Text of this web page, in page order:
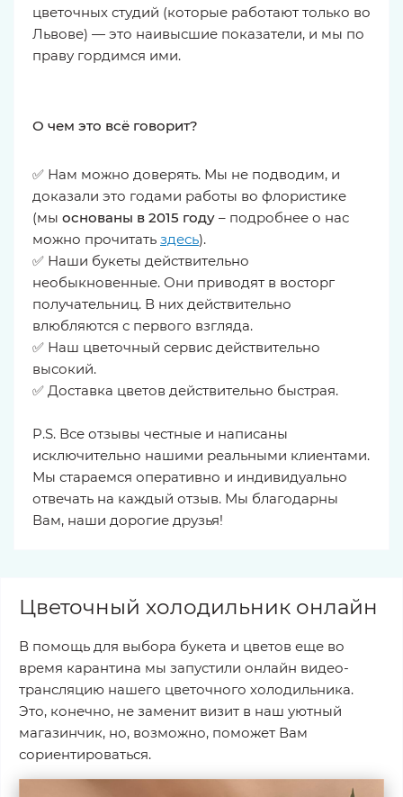
цветочных студий (которые работают только во
Львове) — это наивысшие показатели, и мы по
праву гордимся ими.
О чем это всё говорит?
✅ Нам можно доверять. Мы не подводим, и
доказали это годами работы во флористике
(мы основаны в 2015 году – подробнее о нас
можно прочитать здесь).
✅ Наши букеты действительно
необыкновенные. Они приводят в восторг
получательниц. В них действительно
влюбляются с первого взгляда.
✅ Наш цветочный сервис действительно
высокий.
✅ Доставка цветов действительно быстрая.
P.S. Все отзывы честные и написаны
исключительно нашими реальными клиентами.
Мы стараемся оперативно и индивидуально
отвечать на каждый отзыв. Мы благодарны
Вам, наши дорогие друзья!
Цветочный холодильник онлайн
В помощь для выбора букета и цветов еще во
время карантина мы запустили онлайн видео-
трансляцию нашего цветочного холодильника.
Это, конечно, не заменит визит в наш уютный
магазинчик, но, возможно, поможет Вам
сориентироваться.